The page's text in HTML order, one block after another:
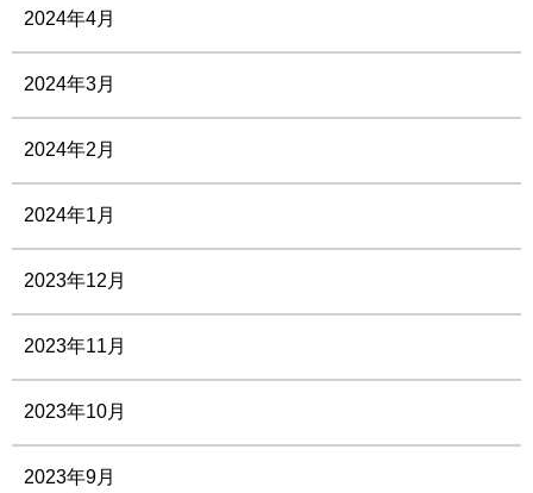
2024年4月
2024年3月
2024年2月
2024年1月
2023年12月
2023年11月
2023年10月
2023年9月